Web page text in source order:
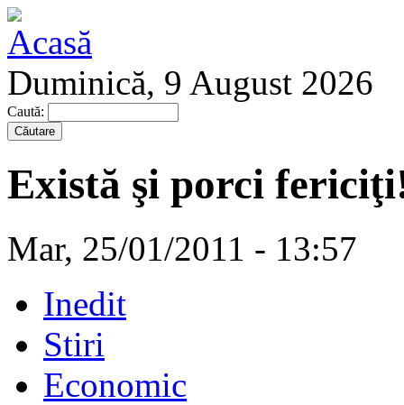
Duminică, 9 August 2026
Caută:
Există şi porci
Mar, 25/01/2011 - 13:57
Inedit
Stiri
Economic